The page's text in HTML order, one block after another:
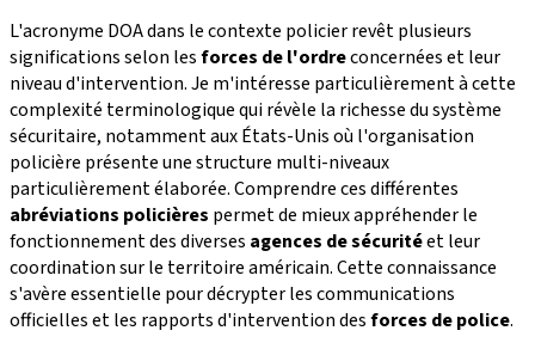
L'acronyme DOA dans le contexte policier revêt plusieurs
significations selon lesforces de l'ordreconcernées et leur
niveau d'intervention. Je m'intéresse particulièrement à cette
complexité terminologique qui révèle la richesse du système
sécuritaire, notamment aux États-Unis où l'organisation
policière présente une structure multi-niveaux
particulièrement élaborée. Comprendre ces différentes
abréviations policières permet de mieux appréhender le
fonctionnement des diverses agences de sécuritéet leur
coordination sur le territoire américain. Cette connaissance
s'avère essentielle pour décrypter les communications
officielles et les rapports d'intervention desforces de police.